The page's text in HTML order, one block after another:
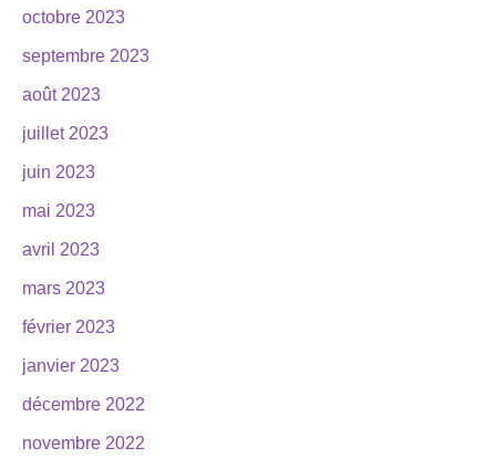
octobre 2023
septembre 2023
août 2023
juillet 2023
juin 2023
mai 2023
avril 2023
mars 2023
février 2023
janvier 2023
décembre 2022
novembre 2022